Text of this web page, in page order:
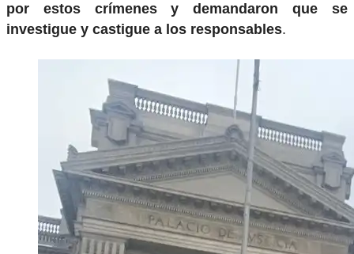
por estos crímenes y demandaron que se
investigue y castigue a los responsables.